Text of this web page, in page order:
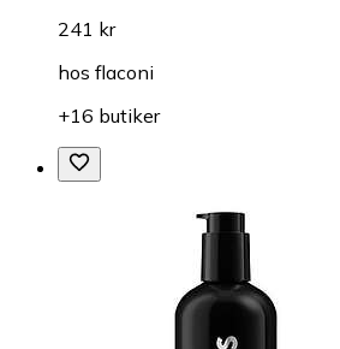
241 kr
hos flaconi
+16 butiker